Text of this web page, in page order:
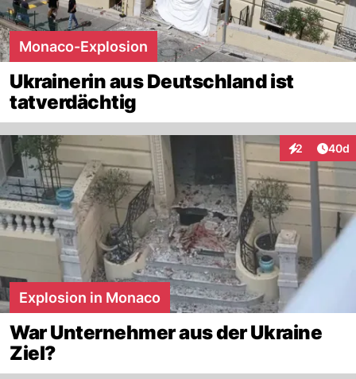
Monaco-Explosion
Ukrainerin aus Deutschland ist
tatverdächtig
2
Interaktionen
40d
Explosion in Monaco
War Unternehmer aus der Ukraine
Ziel?